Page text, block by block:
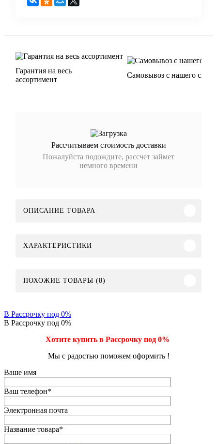
Гарантия на весь
ассортимент
Самовывоз с нашего
Рассчитываем стоимость доставки
Пожалуйста подождите, рассчет займет
немного времени
ОПИСАНИЕ ТОВАРА
ХАРАКТЕРИСТИКИ
ПОХОЖИЕ ТОВАРЫ (8)
В Рассрочку под 0%
В Рассрочку под 0%
Хотите купить в Рассрочку под 0%
Мы с радостью поможем оформить !
Ваше имя
Ваш телефон*
Электронная почта
Название товара*